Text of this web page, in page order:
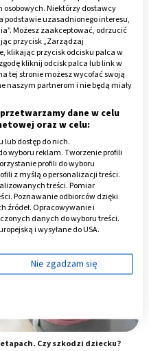
żyje? Budowa i wielkość
Czy szkodzi dziecku?
Niektórzy dostawcy
podstawie uzasadnionego interesu,
Możesz zaakceptować, odrzucić
przycisk „Zarządzaj
klikając przycisk odcisku palca w
kliknij odcisk palca lub link w
tej stronie możesz wycofać swoją
naszym partnerom i nie będą miały
dane w celu
oraz w celu:
dostęp do nich.
wyboru reklam. Tworzenie profili
profili do wyboru
z myślą o personalizacji treści.
treści. Pomiar
Poznawanie odbiorców dzięki
źródeł. Opracowywanie i
danych do wyboru treści.
i wysyłane do USA.
IAB)
celach:
lub
Nie zgadzam się